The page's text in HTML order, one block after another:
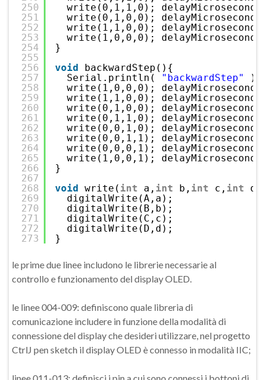
250
251
252
253
254
255
256
257
258
259
260
261
262
263
264
265
266
267
268
269
270
271
272
273
write(0,1,1,0);
write(0,1,0,0);
write(1,1,0,0);
write(1,0,0,0);
}
void
backwardStep(){
Serial.println(
"backwardStep"
);
write(1,0,0,0);
write(1,1,0,0);
write(0,1,0,0);
write(0,1,1,0);
write(0,0,1,0);
write(0,0,1,1);
write(0,0,0,1);
write(1,0,0,1);
}
void write( int a, int b, int c, int
digitalWrite(A,a);
digitalWrite(B,b);
digitalWrite(C,c);
digitalWrite(D,d);
}
le prime due linee includono le librerie necessarie al
controllo e funzionamento del display OLED.
le linee 004-009: definiscono quale libreria di
comunicazione includere in funzione della modalità di
connessione del display che desideri utilizzare, nel progetto
CtrlJ pen sketch il display OLED è connesso in modalità IIC;